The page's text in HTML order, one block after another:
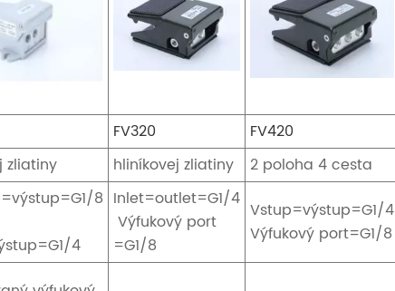
FV320 FV420
zliatiny hliníkovej zliatiny 2 poloha 4 cesta
8
4
Inlet=outlet=G1/4
Výfukový port
=G1/8
Vstup=výstup=G1/4
Výfukový port=G1/8